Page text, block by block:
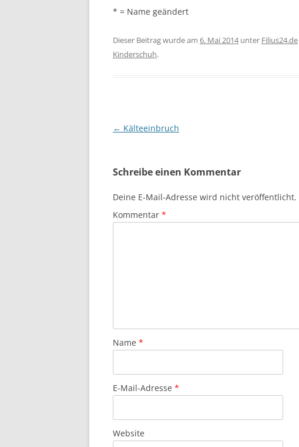
* = Name geändert
Dieser Beitrag wurde am 6. Mai 2014unter Filius24.de
Kinderschuh.
Beitragsnavigation
← Kälteeinbruch
Schreibe einen Kommentar
Deine E-Mail-Adresse wird nicht veröffentlicht.
Kommentar *
Name *
E-Mail-Adresse *
Website